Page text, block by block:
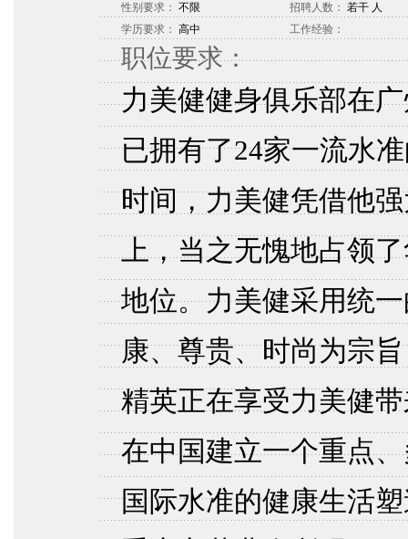
性别要求： 不限 招聘人数： 若干 人
学历要求： 高中 工作经验：
职位要求：
力美健健身俱乐部在
已拥有了24家一流水
时间，力美健凭借他
上，当之无愧地占领
地位。力美健采用统
康、尊贵、时尚为宗
精英正在享受力美健
在中国建立一个重点
国际水准的健康生活